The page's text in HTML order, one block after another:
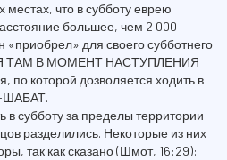
что в субботу еврею
большее, чем 2 000
«приобрел» для своего субботнего
ТАМ В МОМЕНТ НАСТУПЛЕНИЯ
которой дозволяется ходить в
ШАБАТ.
в субботу за пределы территории
разделились. Некоторые из них
так как сказано (Шмот, 16:29):